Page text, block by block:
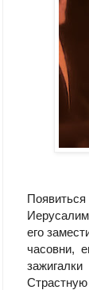
его
часовни,